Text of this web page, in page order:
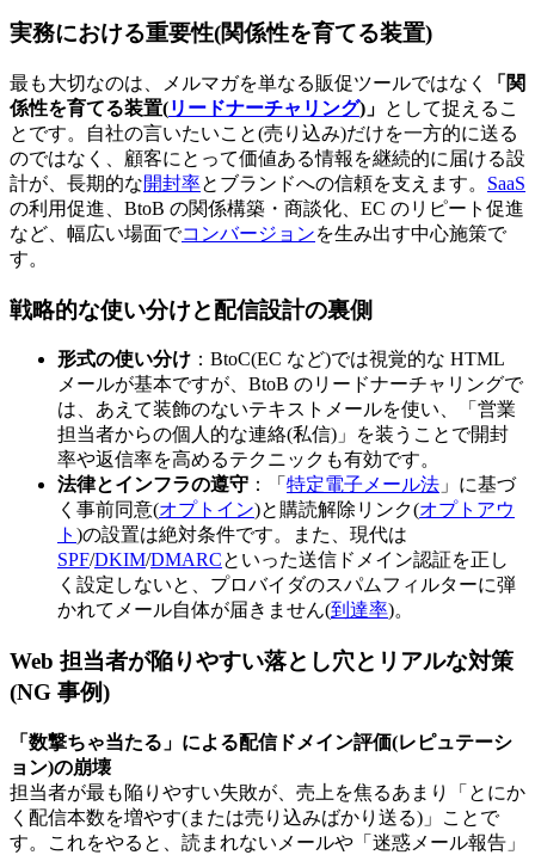
実務における重要性(関係性を育てる装置)
最も大切なのは、メルマガを単なる販促ツールではなく
「関
係性を育てる装置(リードナーチャリング)」 として捉えるこ
とです。自社の言いたいこと(売り込み)だけを一方的に送る
のではなく、顧客にとって価値ある情報を継続的に届ける設
計が、長期的な開封率とブランドへの信頼を支えます。 SaaS
の利用促進、BtoB の関係構築・商談化、EC のリピート促進
など、幅広い場面でコンバージョンを生み出す中心施策で
す。
戦略的な使い分けと配信設計の裏側
形式の使い分け ：BtoC(EC など)では視覚的な HTML
メールが基本ですが、BtoB のリードナーチャリングで
は、あえて装飾のないテキストメールを使い、「営業
担当者からの個人的な連絡(私信)」を装うことで開封
率や返信率を高めるテクニックも有効です。
法律とインフラの遵守 ：「 特定電子メール法 」に基づ
く事前同意(オプトイン)と購読解除リンク(オプトアウ
ト )の設置は絶対条件です。また、現代は
SPF/DKIM/DMARCといった送信ドメイン認証を正し
く設定しないと、プロバイダのスパムフィルターに弾
かれてメール自体が届きません(到達率)。
Web 担当者が陥りやすい落とし穴とリアルな対策
(NG 事例)
「数撃ちゃ当たる」による配信ドメイン評価(レピュテーシ
ョン)の崩壊
担当者が最も陥りやすい失敗が、売上を焦るあまり「とにか
く配信本数を増やす(または売り込みばかり送る)」ことで
す。これをやると、読まれないメールや「迷惑メール報告」